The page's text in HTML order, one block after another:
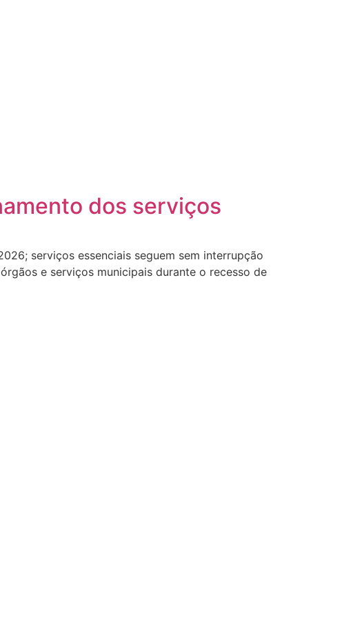
dos serviços
serviços essenciais seguem sem interrupção
e serviços municipais durante o recesso de